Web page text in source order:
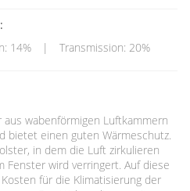
14% | Transmission: 20%
wabenförmigen Luftkammern
bietet einen guten Wärmeschutz.
in dem die Luft zirkulieren
Fenster wird verringert. Auf diese
für die Klimatisierung der